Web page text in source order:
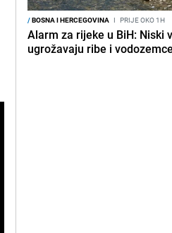
/BOSNA I HERCEGOVINA I PRIJE OKO 1H
Alarm za rijeke u BiH: Niski
ugrožavaju ribe i vodozemce